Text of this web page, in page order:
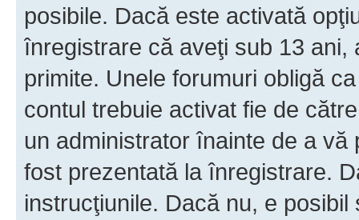
posibile. Dacă este activată
înregistrare că aveţi sub 13
primite. Unele forumuri obligă
contul trebuie activat fie de
un administrator înainte de a
fost prezentată la înregistrare.
instrucţiunile. Dacă nu, e